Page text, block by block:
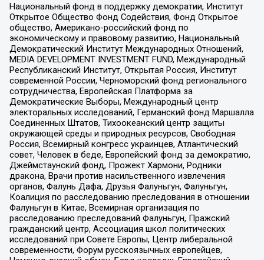
Национальный фонд в поддержку демократии, Институт
Открытое Общество Фонд Содействия, Фонд Открытое
общество, Американо-российский фонд по
экономическому и правовому развитию, Национальный
Демократический Институт Международных Отношений,
MEDIA DEVELOPMENT INVESTMENT FUND, Международный
Республиканский Институт, Открытая Россия, Институт
современной России, Черноморский фонд регионального
сотрудничества, Европейская Платформа за
Демократические Выборы, Международный центр
электоральных исследований, Германский фонд Маршалла
Соединенных Штатов, Тихоокеанский центр защиты
окружающей среды и природных ресурсов, Свободная
Россия, Всемирный конгресс украинцев, Атлантический
совет, Человек в беде, Европейский фонд за демократию,
Джеймстаунский фонд, Прожект Хармони, Родники
дракона, Врачи против насильственного извлечения
органов, Фалунь Дафа, Друзья Фалуньгун, Фалуньгун,
Коалиция по расследованию преследования в отношении
Фалуньгун в Китае, Всемирная организация по
расследованию преследований Фалуньгун, Пражский
гражданский центр, Ассоциация школ политических
исследований при Совете Европы, Центр либеральной
современности, Форум русскоязычных европейцев,